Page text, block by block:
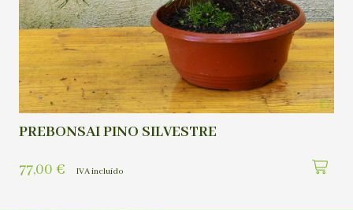
PREBONSAI PINO SILVESTRE
77,00 € IVA incluído